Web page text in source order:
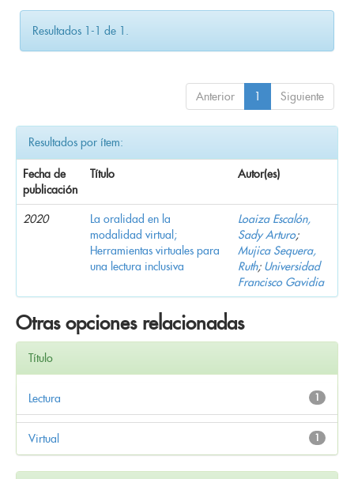
Resultados 1-1 de 1.
Anterior 1 Siguiente
Resultados por ítem:
Fecha de
publicación
Título Autor(es)
2020
La oralidad en la
modalidad virtual;
Herramientas virtuales para
una lectura inclusiva
Loaiza Escalón,
Sady Arturo;
Mujica Sequera,
Ruth; Universidad
Francisco Gavidia
Otras opciones relacionadas
Título
1
Lectura
1
Virtual